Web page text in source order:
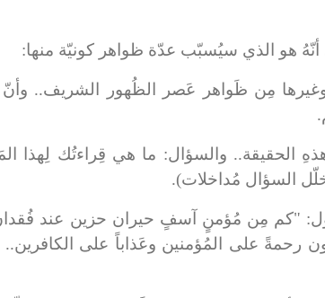
مِن ظَواهر عَصر الظُهور الشريف.. وأنّ
الحقيقة.. والسؤال: ما هي قِراءتُك لِهذا
السؤال مُداخلات).
فتقول: "كم مِن مُؤمنٍ آسفٍ حيران حزين عند
رحمةً على المُؤمنين وعَذاباً على